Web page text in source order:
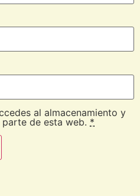
al almacenamiento y
de esta web. *